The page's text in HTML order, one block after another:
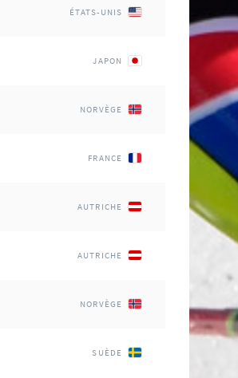
ÉTATS-UNIS
JAPON
NORVÈGE
FRANCE
AUTRICHE
AUTRICHE
NORVÈGE
SUÈDE